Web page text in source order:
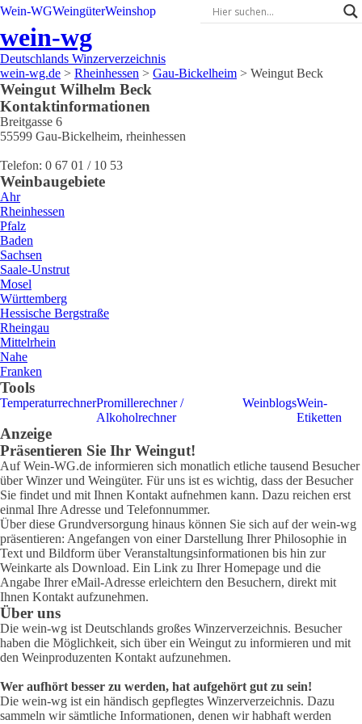
Wein-WGWeingüterWeinshop
wein-wg
Deutschlands Winzerverzeichnis
wein-wg.de > Rheinhessen > Gau-Bickelheim > Weingut Beck
Weingut Wilhelm Beck
Kontaktinformationen
Breitgasse 6
55599 Gau-Bickelheim, rheinhessen
Telefon: 0 67 01 / 10 53
Weinbaugebiete
Ahr
Rheinhessen
Pfalz
Baden
Sachsen
Saale-Unstrut
Mosel
Württemberg
Hessische Bergstraße
Rheingau
Mittelrhein
Nahe
Franken
Tools
TemperaturrechnerPromillerechner /
Alkoholrechner
WeinblogsWein-
Etiketten
Anzeige
Präsentieren Sie Ihr Weingut!
Auf Wein-WG.de informieren sich monatlich etliche tausend Besucher
über Winzer und Weingüter. Für uns ist es wichtig, dass der Besucher
Sie findet und mit Ihnen Kontakt aufnehmen kann. Dazu reichen erst
einmal Ihre Adresse und Telefonnummer.
Über diese Grundversorgung hinaus können Sie sich auf der wein-wg
präsentieren: Angefangen von einer Darstellung Ihrer Philosophie in
Text und Bildform über Veranstaltungsinformationen bis hin zur
Weinkarte als Download. Ein Link zu Ihrer Homepage und die
Angabe Ihrer eMail-Adresse erleichtern den Besuchern, direkt mit
Ihnen Kontakt aufzunehmen.
Über uns
Die wein-wg ist Deutschlands großes Winzerverzeichnis. Besucher
haben die Möglichkeit, sich über ein Weingut zu informieren und mit
den Weinproduzenten Kontakt aufzunehmen.
Wer aufhört besser zu werden, hat aufgehört gut zu sein!
Die wein-wg ist ein händisch gepflegtes Winzerverzeichnis. Dazu
sammeln wir sämtliche Informationen, denen wir habhaft werden